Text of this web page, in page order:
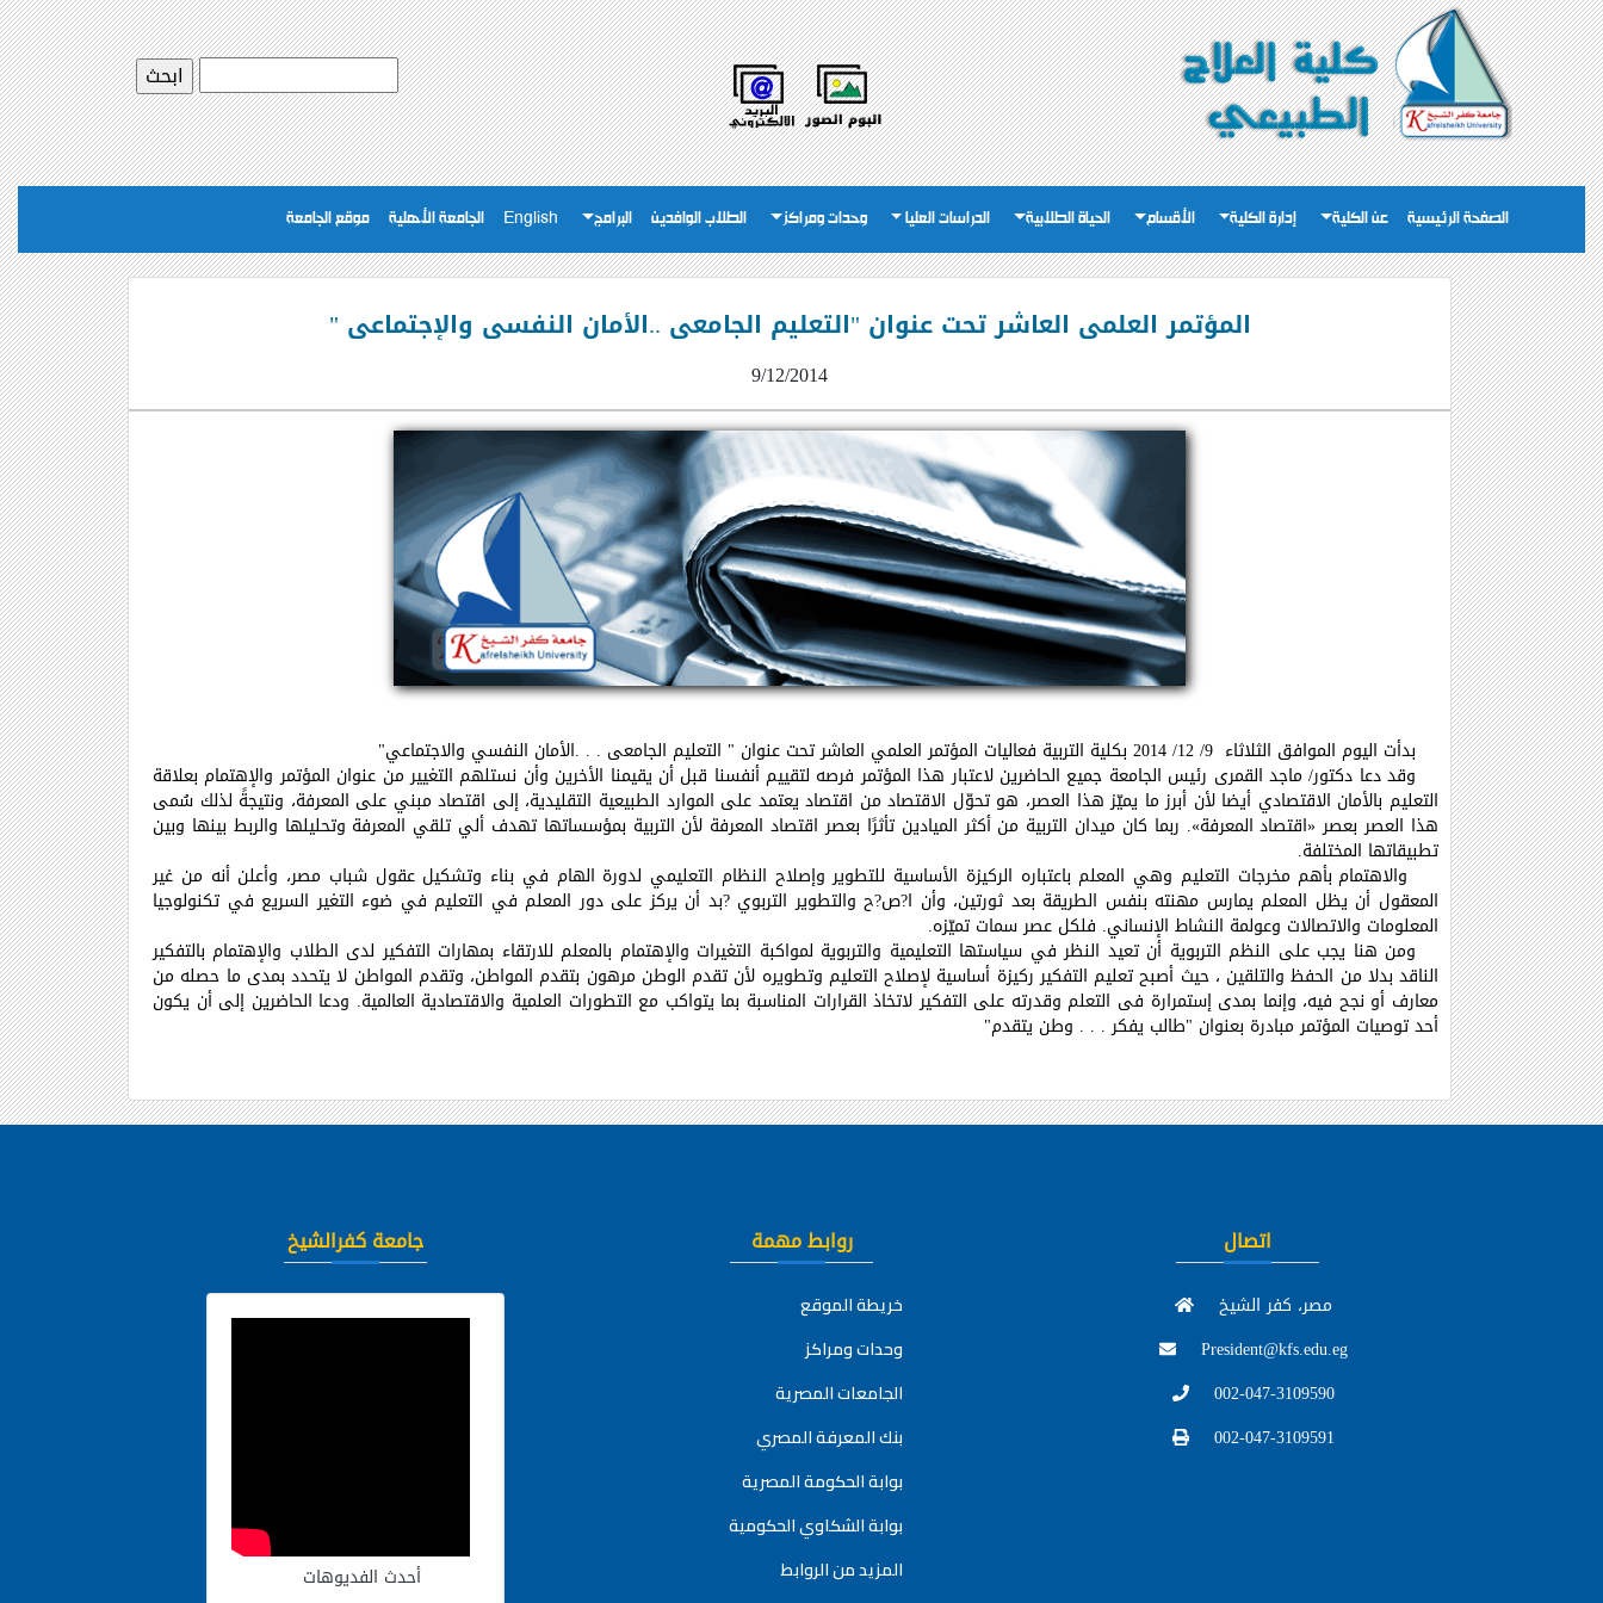
الصفحة الرئيسية عن الكلية إدارة الكلية الأقسام الحياة الطلابية الدراسات العليا وحدات ومراكز الطلاب الوافدين البرامج English الجامعة الأهلية موقع الجامعة
المؤتمر العلمى العاشر تحت عنوان "التعليم الجامعى ..الأمان النفسى والإجتماعى "
9/12/2014
بدأت اليوم الموافق الثلاثاء 9/ 12/ 2014 بكلية التربية فعاليات المؤتمر العلمي العاشر تحت عنوان " التعليم الجامعى . . .الأمان النفسي والاجتماعي"
وقد دعا دكتور/ ماجد القمرى رئيس الجامعة جميع الحاضرين لاعتبار هذا المؤتمر فرصه لتقييم أنفسنا قبل أن يقيمنا الأخرين وأن نستلهم التغيير من عنوان المؤتمر والإهتمام بعلاقة
التعليم بالأمان الاقتصادي أيضا لأن أبرز ما يميّز هذا العصر، هو تحوّل الاقتصاد من اقتصاد يعتمد على الموارد الطبيعية التقليدية، إلى اقتصاد مبني على المعرفة، ونتيجةً لذلك سُمى
هذا العصر بعصر «اقتصاد المعرفة». ربما كان ميدان التربية من أكثر الميادين تأثرًا بعصر اقتصاد المعرفة لأن التربية بمؤسساتها تهدف ألي تلقي المعرفة وتحليلها والربط بينها وبين
تطبيقاتها المختلفة.
والاهتمام بأهم مخرجات التعليم وهي المعلم باعتباره الركيزة الأساسية للتطوير وإصلاح النظام التعليمي لدورة الهام في بناء وتشكيل عقول شباب مصر، وأعلن أنه من غير
المعقول أن يظل المعلم يمارس مهنته بنفس الطريقة بعد ثورتين، وأن ا?ص?ح والتطوير التربوي ?بد أن يركز على دور المعلم في التعليم في ضوء التغير السريع في تكنولوجيا
المعلومات والاتصالات وعولمة النشاط الإنساني. فلكل عصر سمات تميّزه.
ومن هنا يجب على النظم التربوية أن تعيد النظر في سياستها التعليمية والتربوية لمواكبة التغيرات والإهتمام بالمعلم للارتقاء بمهارات التفكير لدى الطلاب والإهتمام بالتفكير
الناقد بدلا من الحفظ والتلقين ، حيث أصبح تعليم التفكير ركيزة أساسية لإصلاح التعليم وتطويره لأن تقدم الوطن مرهون بتقدم المواطن، وتقدم المواطن لا يتحدد بمدى ما حصله من
معارف أو نجح فيه، وإنما بمدى إستمرارة فى التعلم وقدرته على التفكير لاتخاذ القرارات المناسبة بما يتواكب مع التطورات العلمية والاقتصادية العالمية. ودعا الحاضرين إلى أن يكون
أحد توصيات المؤتمر مبادرة بعنوان "طالب يفكر . . . وطن يتقدم"
جامعة كفرالشيخ
أحدث الفديوهات
روابط مهمة
خريطة الموقع
وحدات ومراكز
الجامعات المصرية
بنك المعرفة المصري
بوابة الحكومة المصرية
بوابة الشكاوي الحكومية
المزيد من الروابط
اتصال
مصر، كفر الشيخ
President@kfs.edu.eg
002-047-3109590
002-047-3109591